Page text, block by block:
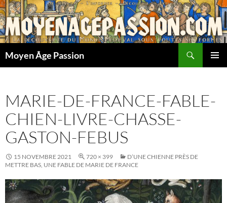
Aller
au
contenu
Moyen Âge Passion
MARIE-DE-FRANCE-FABLE-
CHIEN-LIVRE-CHASSE-
GASTON-FEBUS
15 NOVEMBRE 2021 720 × 399
D’UNE CHIENNE PRÈS DE
METTRE BAS, UNE FABLE DE MARIE DE FRANCE